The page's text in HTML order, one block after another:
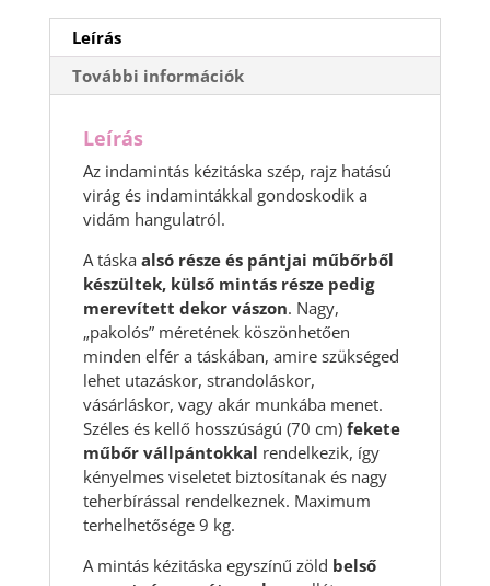
Leírás
További információk
Leírás
Az indamintás kézitáska szép, rajz hatású
virág és indamintákkal gondoskodik a
vidám hangulatról.
A táska alsó része és pántjai műbőrből
készültek, külső mintás része pedig
merevített dekor vászon. Nagy,
„pakolós” méretének köszönhetően
minden elfér a táskában, amire szükséged
lehet utazáskor, strandoláskor,
vásárláskor, vagy akár munkába menet.
Széles és kellő hosszúságú (70 cm) fekete
műbőr vállpántokkal rendelkezik, így
kényelmes viseletet biztosítanak és nagy
teherbírással rendelkeznek. Maximum
terhelhetősége 9 kg.
A mintás kézitáska egyszínű zöld belső